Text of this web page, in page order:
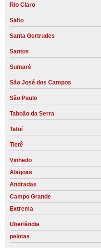
Rio Claro
Salto
Santa Gertrudes
Santos
Sumaré
São José dos Campos
São Paulo
Taboão da Serra
Tatuí
Tietê
Vinhedo
Alagoas
Andradas
Campo Grande
Extrema
Uberlândia
pelotas